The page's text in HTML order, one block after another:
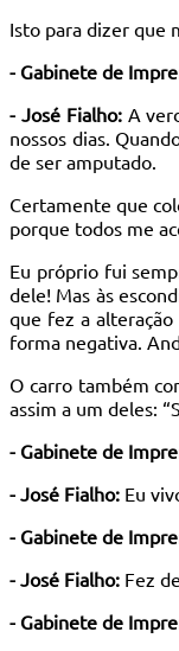
Isto para dizer que
- Gabinete de
- José Fialho:A
nossos dias.
de ser amputado.
Certamente que
porque todos me
Eu próprio fui
dele! Mas às
que fez a alteração
forma negativa.
O carro também
assim a um deles:
- Gabinete de
- José Fialho: Eu
- Gabinete de
- José Fialho: Fez
- Gabinete de